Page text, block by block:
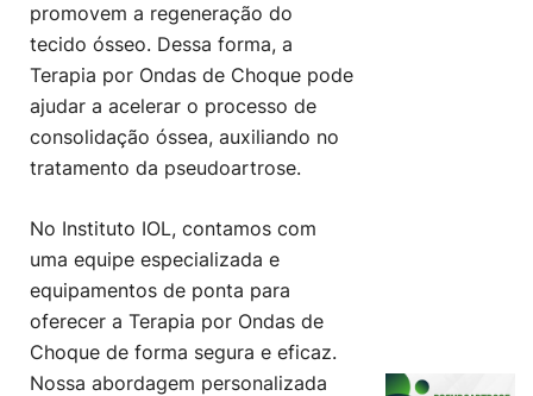
promovem a regeneração do
tecido ósseo. Dessa forma, a
Terapia por Ondas de Choque pode
ajudar a acelerar o processo de
consolidação óssea, auxiliando no
tratamento da pseudoartrose.
No Instituto IOL, contamos com
uma equipe especializada e
equipamentos de ponta para
oferecer a Terapia por Ondas de
Choque de forma segura e eficaz.
Nossa abordagem personalizada